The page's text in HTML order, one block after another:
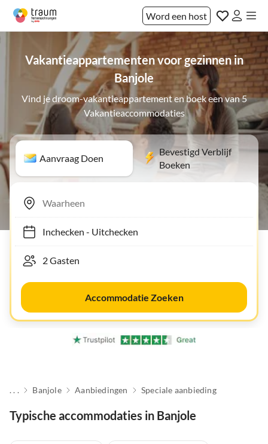
Word een host
Vakantieappartementen voor gezinnen in
Banjole
Vind je droom-vakantieappartement en boek een van 5
Vakantieaccommodaties
Aanvraag Doen
Bevestigd Verblijf
Boeken
Inchecken- Uitchecken
Accommodatie Zoeken
. . . Banjole Aanbiedingen Speciale aanbieding
Typische accommodaties in Banjole